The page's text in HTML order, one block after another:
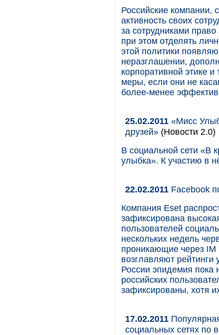
Российские компании,
активность своих
за сотрудниками
при этом отделять
этой политики
неразглашении,
корпоративной этике
меры, если они не
более-менее
25.02.2011 «Мисс
друзей» (Новости 2.0)
В социальной сети «В
улыбка». К участию в
22.02.2011 Facebook
Компания Eset
зафиксирована
пользователей
нескольких недель
проникающие через
возглавляют
России эпидемия пока
российских
зафиксированы, хотя
17.02.2011
социальных сетях по